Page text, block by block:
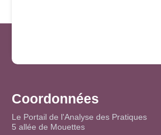
Coordonnées
Le Portail de l'Analyse des Pratiques
5 allée de Mouettes